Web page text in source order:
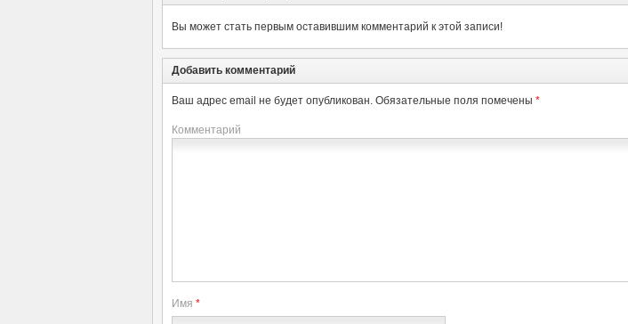
Вы может стать первым оставившим комментарий к этой записи!
Добавить комментарий
Ваш адрес email не будет опубликован. Обязательные поля помечены *
Комментарий
Имя *